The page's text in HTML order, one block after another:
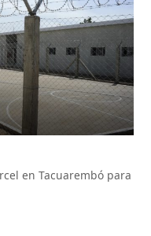
en Tacuarembó para